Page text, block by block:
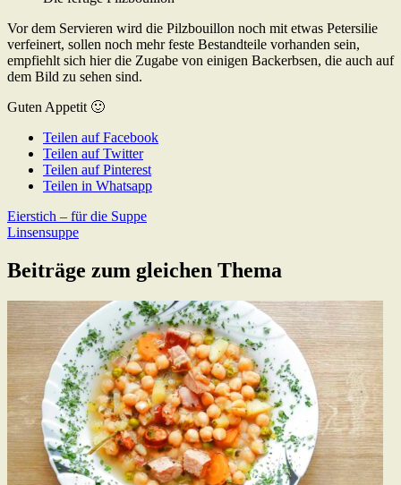
Vor dem Servieren wird die Pilzbouillon noch mit etwas Petersilie
verfeinert, sollen noch mehr feste Bestandteile vorhanden sein,
empfiehlt sich hier die Zugabe von einigen Backerbsen, die auch auf
dem Bild zu sehen sind.
Guten Appetit 🙂
Teilen auf Facebook
Teilen auf Twitter
Teilen auf Pinterest
Teilen in Whatsapp
Beitragsnavigation
Previous
Post:
Eierstich – für die Suppe
Next
Linsensuppe
Beiträge zum gleichen Thema